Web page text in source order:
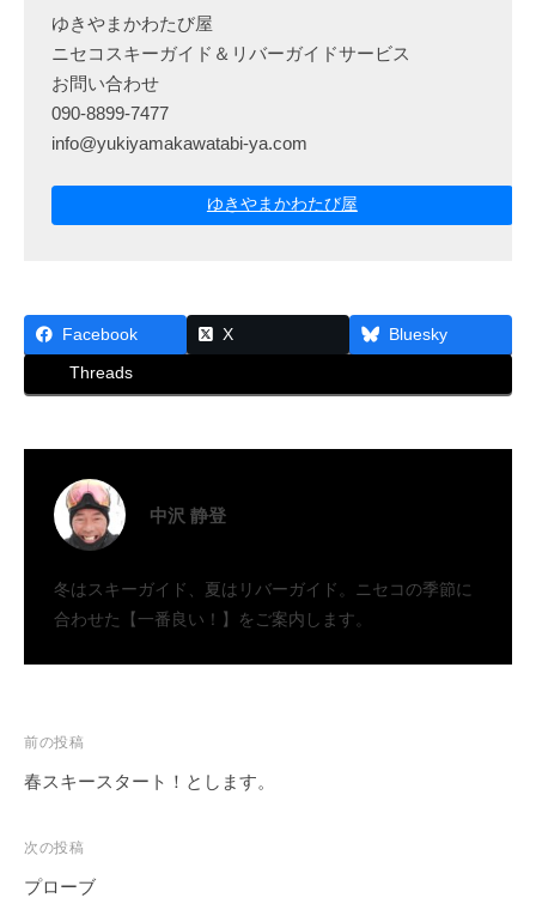
ゆきやまかわたび屋
ニセコスキーガイド＆リバーガイドサービス
お問い合わせ
090-8899-7477
info@yukiyamakawatabi-ya.com
ゆきやまかわたび屋
Facebook X Bluesky
Threads
中沢 静登
冬はスキーガイド、夏はリバーガイド。ニセコの季節に
合わせた【一番良い！】をご案内します。
投
稿
ビ
ゲ
前の投稿
春スキースタート！とします。
次の投稿
プローブ